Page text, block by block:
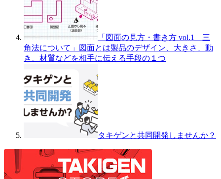
「図面の見方・書き方 vol.1 三
角法について」図面とは製品のデザイン、大きさ、動
き、材質などを相手に伝える手段の１つ
タキゲンと共同開発しませんか？